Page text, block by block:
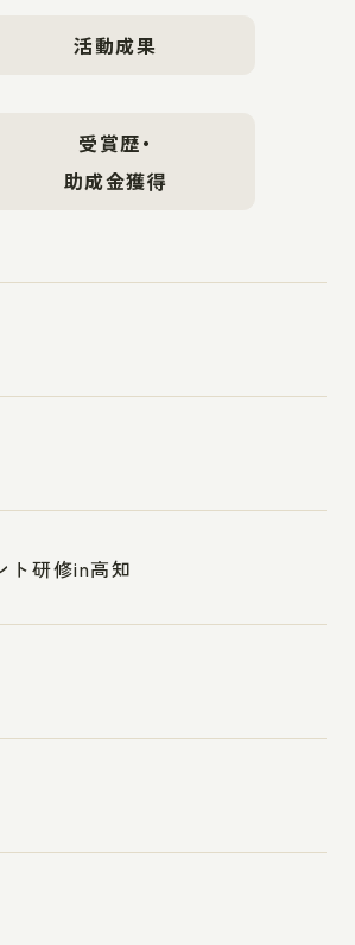
活動成果
受賞歴・
助成金獲得
ト研修in高知